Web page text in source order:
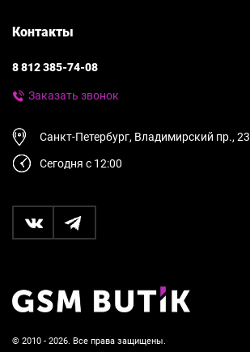
© 2010 - 2026. Все права защищены.
Контакты
8 812 385-74-08
Заказать звонок
Санкт-Петербург, Владимирский пр., 23
Сегодня с 12:00